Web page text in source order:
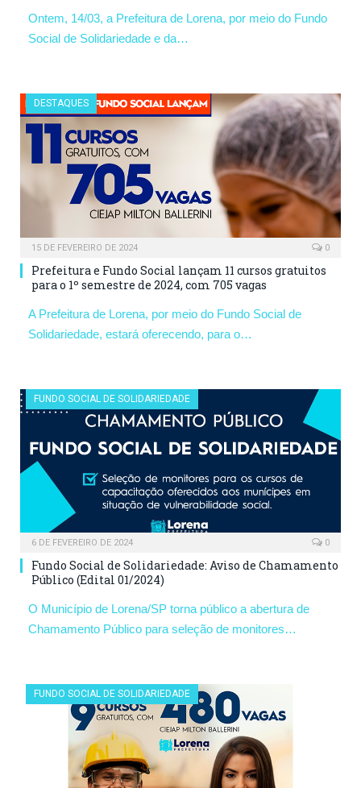
Ontem, 14/03, a Prefeitura de Lorena, por meio do Fundo
Social de Solidariedade e da…
DESTAQUES
15 DE FEVEREIRO DE 2024 0
Prefeitura e Fundo Social lançam 11 cursos gratuitos
para o 1º semestre de 2024, com 705 vagas
A Prefeitura de Lorena, por meio do Fundo Social de
Solidariedade, estará oferecendo, para o…
FUNDO SOCIAL DE SOLIDARIEDADE
6 DE FEVEREIRO DE 2024 0
Fundo Social de Solidariedade: Aviso de Chamamento
Público (Edital 01/2024)
O Município de Lorena/SP torna público a abertura de
Chamamento Público para seleção de monitores…
FUNDO SOCIAL DE SOLIDARIEDADE